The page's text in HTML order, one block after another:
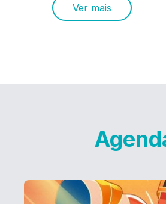
Ver mais